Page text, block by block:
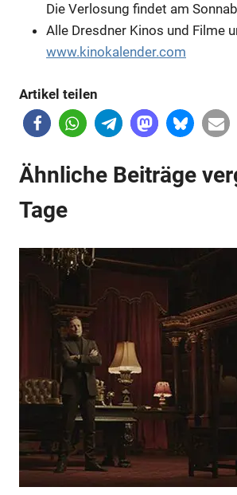
Anzeige
Anzeige
Anzeige
Die Verlosung findet am
Alle Dresdner Kinos und Filme
www.kinokalender.com
Artikel teilen
Ähnliche Beiträge
Tage